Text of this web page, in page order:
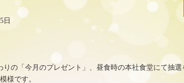
日
の「今月のプレゼント」、昼食時の本社食堂にて抽選
様です。